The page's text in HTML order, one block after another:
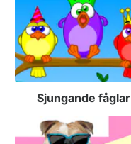
Sjungande fåglar